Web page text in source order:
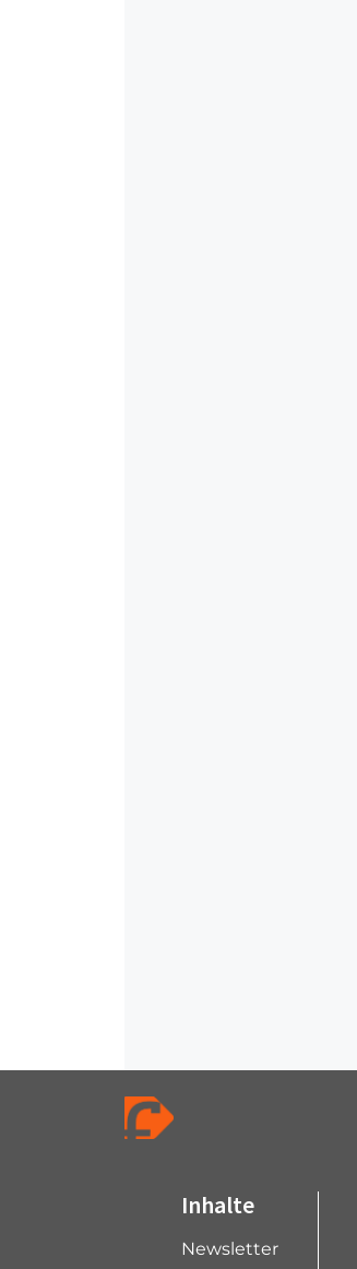
Inhalte
Newsletter